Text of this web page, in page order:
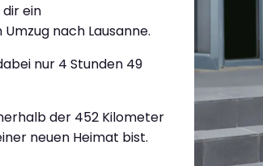
ein
nach Lausanne.
nur 4 Stunden 49
der 452 Kilometer
neuen Heimat bist.